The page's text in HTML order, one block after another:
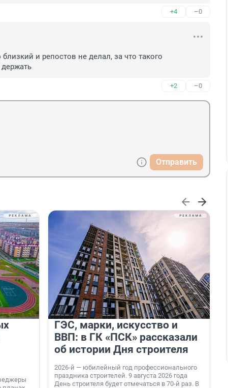
+4 –0
и репостов не делал, за что такого
+2 –0
Отправить
ГЭС, марки, искусство и
ВВП: в ГК «ПСК» рассказали
об истории Дня строителя
2026-й — юбилейный год профессионального
праздника строителей. 9 августа 2026 года
День строителя будет отмечаться в 70-й раз. В